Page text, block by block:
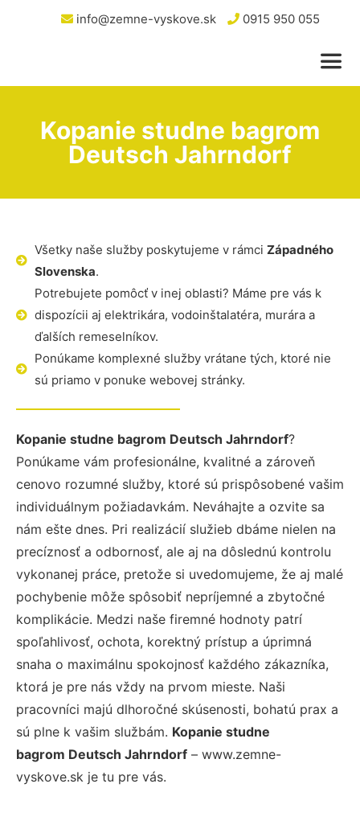
info@zemne-vyskove.sk 0915 950 055
Kopanie studne bagrom
Deutsch Jahrndorf
Všetky naše služby poskytujeme v rámci Západného
Slovenska.
Potrebujete pomôcť v inej oblasti? Máme pre vás k
dispozícii aj elektrikára, vodoinštalatéra, murára a
ďalších remeselníkov.
Ponúkame komplexné služby vrátane tých, ktoré nie
sú priamo v ponuke webovej stránky.
Kopanie studne bagrom Deutsch Jahrndorf?
Ponúkame vám profesionálne, kvalitné a zároveň
cenovo rozumné služby, ktoré sú prispôsobené vašim
individuálnym požiadavkám. Neváhajte a ozvite sa
nám ešte dnes. Pri realizácií služieb dbáme nielen na
precíznosť a odbornosť, ale aj na dôslednú kontrolu
vykonanej práce, pretože si uvedomujeme, že aj malé
pochybenie môže spôsobiť nepríjemné a zbytočné
komplikácie. Medzi naše firemné hodnoty patrí
spoľahlivosť, ochota, korektný prístup a úprimná
snaha o maximálnu spokojnosť každého zákazníka,
ktorá je pre nás vždy na prvom mieste. Naši
pracovníci majú dlhoročné skúsenosti, bohatú prax a
sú plne k vašim službám. Kopanie studne
bagrom Deutsch Jahrndorf – www.zemne-
vyskove.sk je tu pre vás.